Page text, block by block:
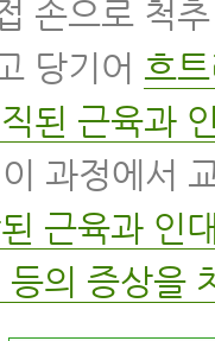
손으로 척
당기어 흐
된 근육과
과정에서
근육과 인
의 증상을